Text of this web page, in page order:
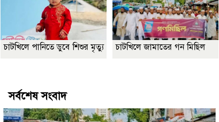
চাটখিলে পানিতে ডুবে শিশুর মৃত্যু চাটখিলে জামাতের গন মিছিল
সর্বশেষ সংবাদ